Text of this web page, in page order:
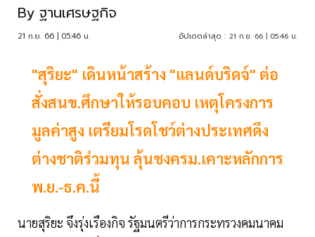
By ฐานเศรษฐกิจ
21 ก.ย. 66 | 05:46 น. อัปเดตล่าสุด : 21 ก.ย. 66 | 05:46 น.
"สุริยะ" เดินหน้าสร้าง "แลนด์บริดจ์" ต่อ
สั่งสนข.ศึกษาให้รอบคอบ เหตุโครงการ
มูลค่าสูง เตรียมโรดโชว์ต่างประเทศดึง
ต่างชาติร่วมทุน ลุ้นชงครม.เคาะหลักการ
พ.ย.-ธ.ค.นี้
นายสุริยะ จึงรุ่งเรืองกิจ รัฐมนตรีว่าการกระทรวงคมนาคม